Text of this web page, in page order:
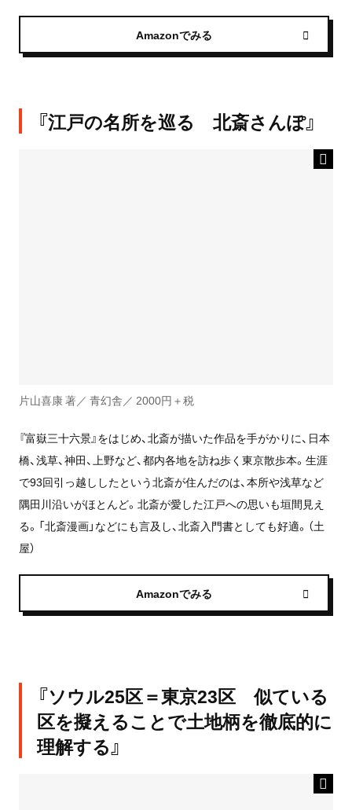
Amazonでみる
『江戸の名所を巡る 北斎さんぽ』
片山喜康 著／ 青幻舎／ 2000円＋税
『富嶽三十六景』をはじめ、北斎が描いた作品を手がかりに、日本
橋、浅草、神田、上野など、都内各地を訪ね歩く東京散歩本。生涯
で93回引っ越ししたという北斎が住んだのは、本所や浅草など
隅田川沿いがほとんど。北斎が愛した江戸への思いも垣間見え
る。「北斎漫画」などにも言及し、北斎入門書としても好適。（土
屋）
Amazonでみる
『ソウル25区＝東京23区 似ている
区を擬えることで土地柄を徹底的に
理解する』